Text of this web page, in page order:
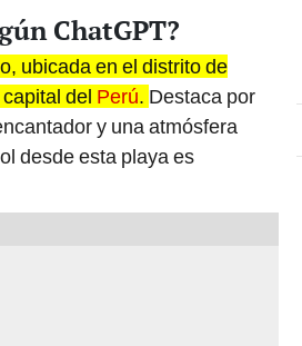
ChatGPT?
ubicada en el distrito de
del Perú. Destaca por
y una atmósfera
desde esta playa es